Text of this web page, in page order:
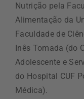
Nutrição pela
Alimentação da
Faculdade de
Inês Tomada (do
Adolescente e
do Hospital CUF
Médica).